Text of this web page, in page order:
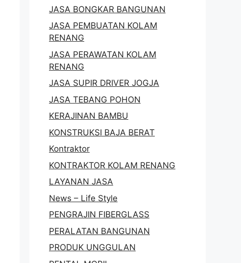
JASA BONGKAR BANGUNAN
JASA PEMBUATAN KOLAM
RENANG
JASA PERAWATAN KOLAM
RENANG
JASA SUPIR DRIVER JOGJA
JASA TEBANG POHON
KERAJINAN BAMBU
KONSTRUKSI BAJA BERAT
Kontraktor
KONTRAKTOR KOLAM RENANG
LAYANAN JASA
News – Life Style
PENGRAJIN FIBERGLASS
PERALATAN BANGUNAN
PRODUK UNGGULAN